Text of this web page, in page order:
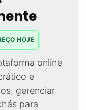
HOJE
online
e
gerenciar
para